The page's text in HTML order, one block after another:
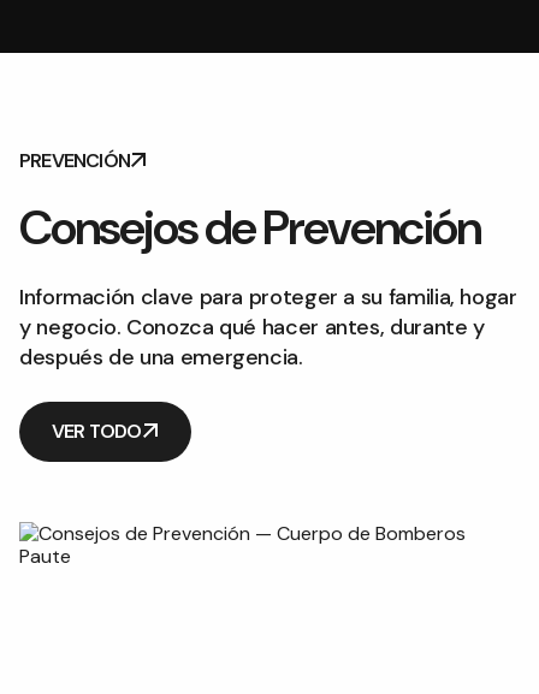
PREVENCIÓN
Consejos dePrevención
Información clave para proteger a su familia, hogar
y negocio. Conozca qué hacer antes, durante y
después de una emergencia.
VER TODO